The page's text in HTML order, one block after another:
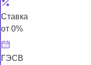
Ставка
от 0%
ГЭСВ